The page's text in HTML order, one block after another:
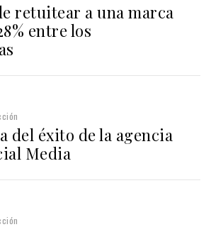
retuitear a una marca
entre los
del éxito de la agencia
Media